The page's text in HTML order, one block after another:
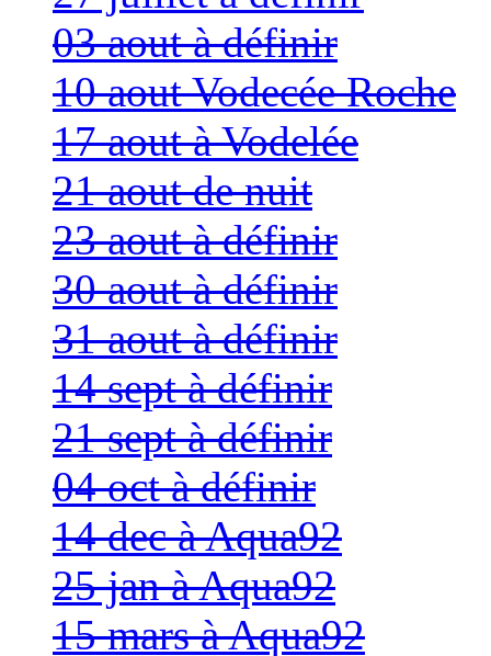
03 aout à définir
10 aout Vodecée Roche
17 aout à Vodelée
21 aout de nuit
23 aout à définir
30 aout à définir
31 aout à définir
14 sept à définir
21 sept à définir
04 oct à définir
14 dec à Aqua92
25 jan à Aqua92
15 mars à Aqua92